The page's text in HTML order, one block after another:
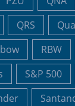
QRS
RBW
S&P 500